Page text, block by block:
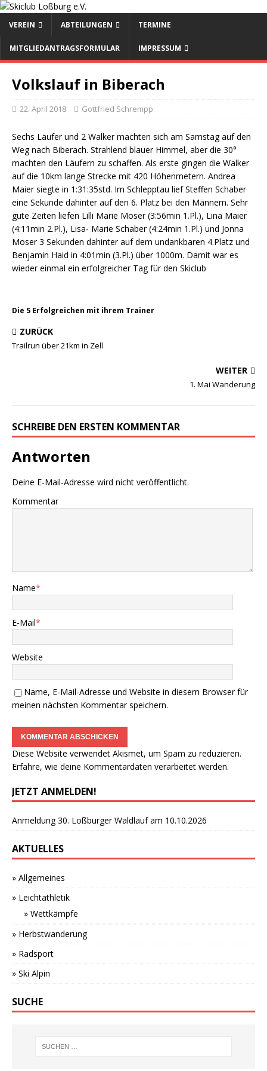
VEREIN ABTEILUNGEN TERMINE
MITGLIEDANTRAGSFORMULAR IMPRESSUM
Volkslauf in Biberach
22. April 2018 Gottfried Schrempp
Sechs Läufer und 2 Walker machten sich am Samstag auf den
Weg nach Biberach. Strahlend blauer Himmel, aber die 30°
machten den Läufern zu schaffen. Als erste gingen die Walker
auf die 10km lange Strecke mit 420 Höhenmetern. Andrea
Maier siegte in 1:31:35std. Im Schlepptau lief Steffen Schaber
eine Sekunde dahinter auf den 6. Platz bei den Männern. Sehr
gute Zeiten liefen Lilli Marie Moser (3:56min 1.Pl.), Lina Maier
(4:11min 2.Pl.), Lisa- Marie Schaber (4:24min 1.Pl.) und Jonna
Moser 3 Sekunden dahinter auf dem undankbaren 4.Platz und
Benjamin Haid in 4:01min (3.Pl.) über 1000m. Damit war es
wieder einmal ein erfolgreicher Tag für den Skiclub
Die 5 Erfolgreichen mit ihrem Trainer
ZURÜCK
Trailrun über 21km in Zell
WEITER
1. Mai Wanderung
SCHREIBE DEN ERSTEN KOMMENTAR
Antworten
Deine E-Mail-Adresse wird nicht veröffentlicht.
Kommentar
Name*
E-Mail*
Website
Name, E-Mail-Adresse und Website in diesem Browser für
meinen nächsten Kommentar speichern.
Diese Website verwendet Akismet, um Spam zu reduzieren.
Erfahre, wie deine Kommentardaten verarbeitet werden.
JETZT ANMELDEN!
Anmeldung 30. Loßburger Waldlauf am 10.10.2026
AKTUELLES
» Allgemeines
» Leichtathletik
» Wettkämpfe
» Herbstwanderung
» Radsport
» Ski Alpin
SUCHE